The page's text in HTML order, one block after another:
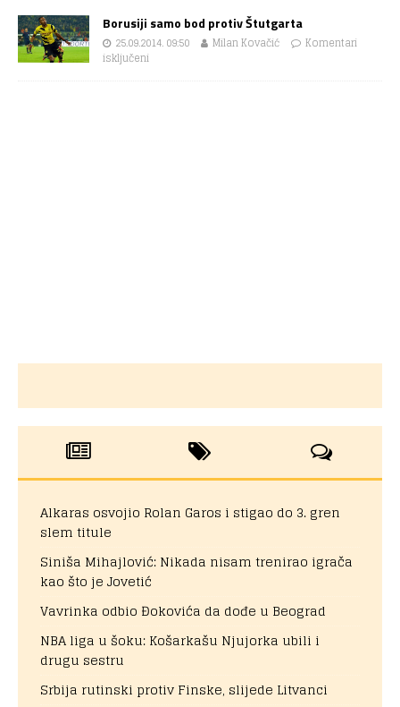
Borusiji samo bod protiv Štutgarta
25.09.2014. 09:50 Milan Kovačić
Komentari
isključeni
Alkaras osvojio Rolan Garos i stigao do 3. gren
slem titule
Siniša Mihajlović: Nikada nisam trenirao igrača
kao što je Jovetić
Vavrinka odbio Đokovića da dođe u Beograd
NBA liga u šoku: Košarkašu Njujorka ubili i
drugu sestru
Srbija rutinski protiv Finske, slijede Litvanci